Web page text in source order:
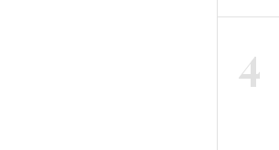
4